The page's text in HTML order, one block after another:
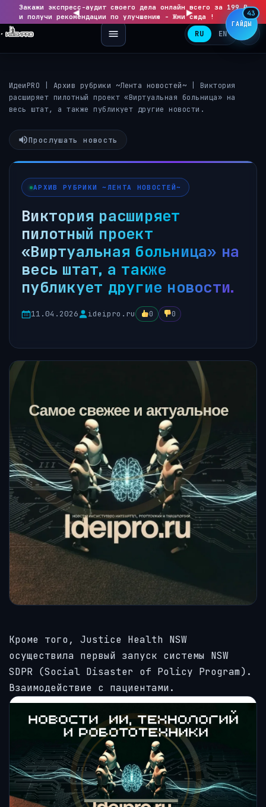
◀
Закажи экспресс-аудит своего дела онлайн всего за 199 ₽
и получи рекомендации по улучшению - Жми сюда ! ▶
RU EN
ИдеиPRO Архив рубрики ~Лента новостей~
Виктория
расширяет пилотный проект «Виртуальная больница» на
весь штат, а также публикует другие новости.
Прослушать новость
АРХИВ РУБРИКИ ~ЛЕНТА НОВОСТЕЙ~
Виктория расширяет
пилотный проект
«Виртуальная больница» на
весь штат, а также
публикует другие новости.
11.04.2026 ideipro.ru 0 0
Кроме того, Justice Health NSW
осуществила первый запуск системы NSW
SDPR (Social Disaster of Policy Program).
Взаимодействие с пациентами.
ГАЙДЫ
43